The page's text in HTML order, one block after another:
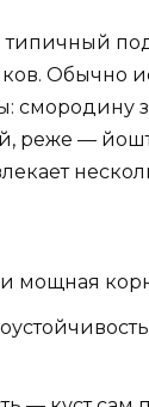
типичный
Обычно
смородину
реже —
мощная